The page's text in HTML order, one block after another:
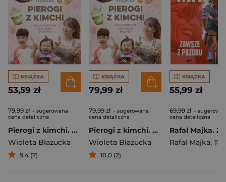
KSIĄŻKA
53,59 zł
79,99 zł - sugerowana
cena detaliczna
Pierogi z kimchi. Moje ulubione azjatyckie przepisy
Wioleta Błazucka
9,4 (7)
KSIĄŻKA
79,99 zł
79,99 zł - sugerowana
cena detaliczna
Pierogi z kimchi. Moje ulubione azjatyckie przepisy - książka z autografem
Wioleta Błazucka
10,0 (2)
KSIĄŻKA
55,99 zł
69,99 zł -
cena detaliczna
Rafał Majka,